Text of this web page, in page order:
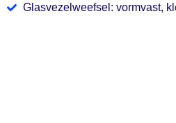
Glasvezelweefsel: vormvast,